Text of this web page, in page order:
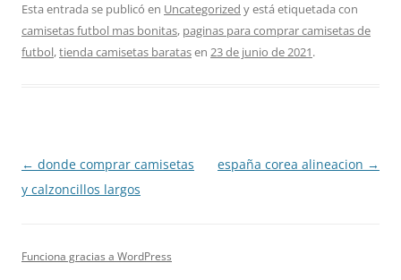
Esta entrada se publicó en Uncategorized y está etiquetada con
camisetas futbol mas bonitas, paginas para comprar camisetas de
futbol,tienda camisetas baratasen 23 de junio de 2021.
Navegación
de
← donde comprar camisetas
y calzoncillos largos
españa corea alineacion →
Funciona gracias a WordPress